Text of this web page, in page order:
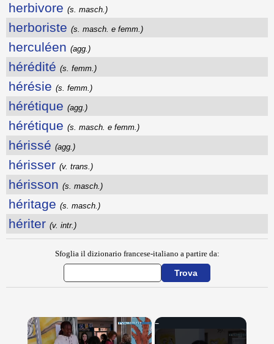
herbivore (s. masch.)
herboriste (s. masch. e femm.)
herculéen (agg.)
hérédité (s. femm.)
hérésie (s. femm.)
hérétique (agg.)
hérétique (s. masch. e femm.)
hérissé (agg.)
hérisser (v. trans.)
hérisson (s. masch.)
héritage (s. masch.)
hériter (v. intr.)
Sfoglia il dizionario francese-italiano a partire da:
×